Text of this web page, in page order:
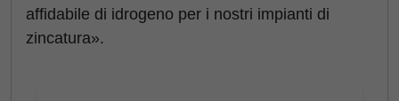
affidabile di idrogeno per i nostri impianti di
zincatura».